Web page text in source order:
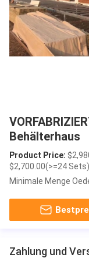
Behälterhaus
Product Price:
$2,700.00(>=24 Sets)
Minimale Menge
Zahlung und